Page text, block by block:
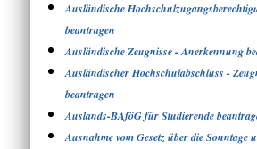
Ausländische
beantragen
Ausländische Zeugnisse - Anerkennung
Ausländischer Hochschulabschluss -
beantragen
Auslands-BAföG für Studierende
Ausnahme vom Gesetz über die Sonntage